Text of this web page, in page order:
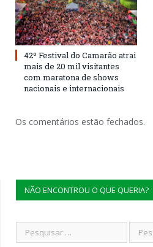
42º Festival do Camarão atrai
mais de 20 mil visitantes
com maratona de shows
nacionais e internacionais
Os comentários estão fechados.
NÃO ENCONTROU O QUE QUERIA?